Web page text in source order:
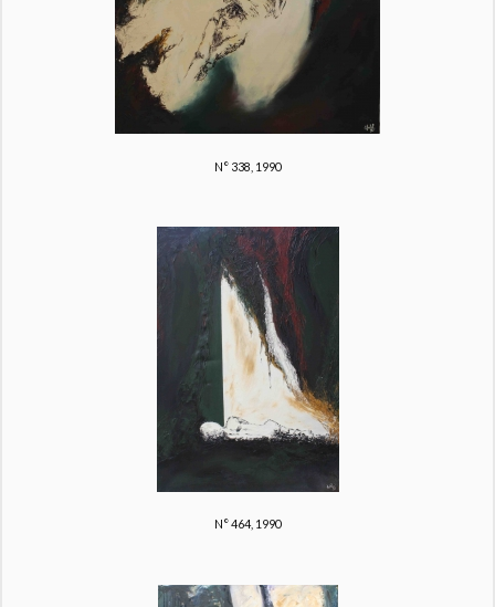
N° 338, 1990
N° 464, 1990